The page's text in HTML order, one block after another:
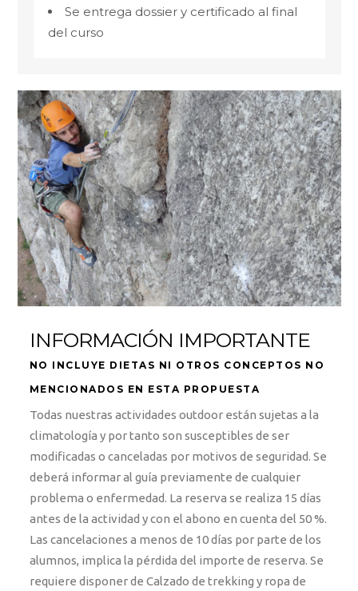
Se entrega dossier y certificado al final
del curso
INFORMACIÓN IMPORTANTE
NO INCLUYE DIETAS NI OTROS CONCEPTOS NO
MENCIONADOS EN ESTA PROPUESTA
Todas nuestras actividades outdoor están sujetas a la
climatología y por tanto son susceptibles de ser
modificadas o canceladas por motivos de seguridad. Se
deberá informar al guía previamente de cualquier
problema o enfermedad. La reserva se realiza 15 días
antes de la actividad y con el abono en cuenta del 50 %.
Las cancelaciones a menos de 10 días por parte de los
alumnos, implica la pérdida del importe de reserva. Se
requiere disponer de Calzado de trekking y ropa de